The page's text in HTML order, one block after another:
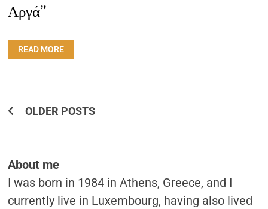
Αργά”
ΔΙΉΓΗΜΑ:
“ΛΈΝΕ
ΠΩΣ
READ MORE
Posts
OLDER POSTS
About me
I was born in 1984 in Athens, Greece, and I
currently live in Luxembourg, having also lived